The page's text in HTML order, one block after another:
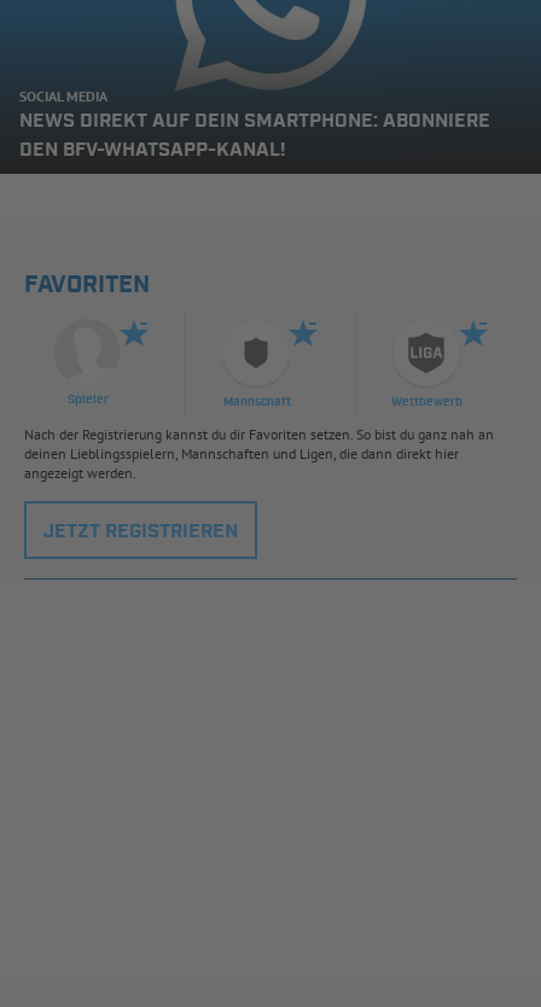
SOCIAL MEDIA
NEWS DIREKT AUF DEIN SMARTPHONE: ABONNIERE
DEN BFV-WHATSAPP-KANAL!
FAVORITEN
Spieler Mannschaft Wettbewerb
Nach der Registrierung kannst du dir Favoriten setzen. So bist du ganz nah an
deinen Lieblingsspielern, Mannschaften und Ligen, die dann direkt hier
angezeigt werden.
JETZT REGISTRIEREN